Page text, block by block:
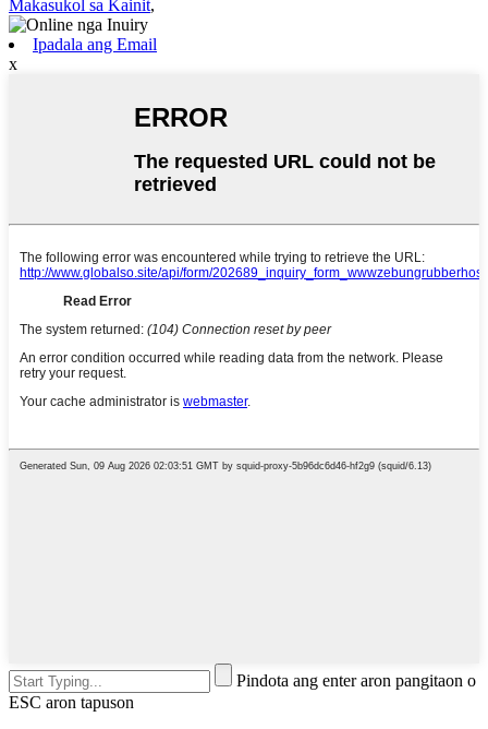
Makasukol sa Kainit,
Ipadala ang Email
x
Pindota ang enter aron pangitaon o
ESC aron tapuson